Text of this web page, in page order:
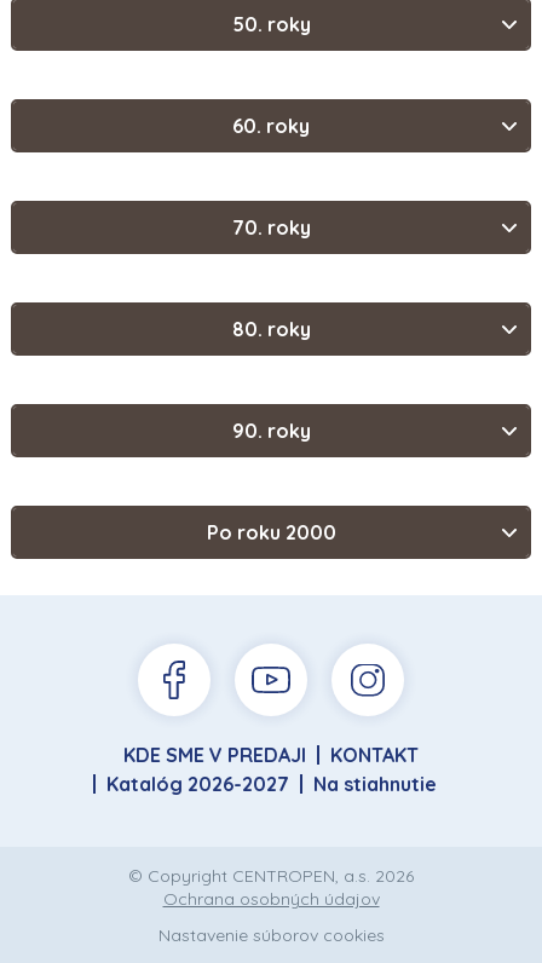
50. roky
60. roky
70. roky
80. roky
90. roky
Po roku 2000
KDE SME V PREDAJI
KONTAKT
Katalóg 2026-2027
Na stiahnutie
© Copyright CENTROPEN, a.s. 2026
Ochrana osobných údajov
Nastavenie súborov cookies